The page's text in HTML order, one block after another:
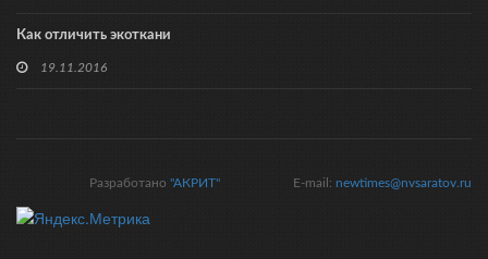
Как отличить экоткани
19.11.2016
E-mail: newtimes@nvsaratov.ru
Разработано "АКРИТ"